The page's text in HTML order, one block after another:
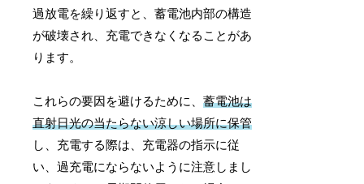
過放電を繰り返すと、蓄電池内部の構造
が破壊され、充電できなくなることがあ
ります。
これらの要因を避けるために、蓄電池は
直射日光の当たらない涼しい場所に保管
し、充電する際は、充電器の指示に従
い、過充電にならないように注意しまし